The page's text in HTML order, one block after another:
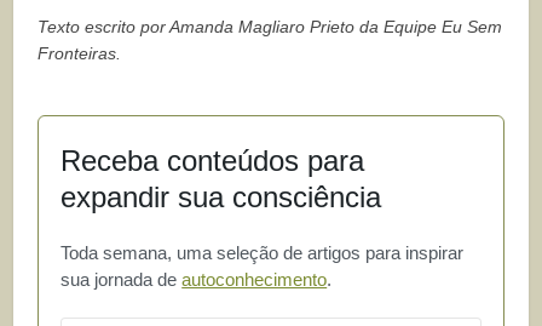
Texto escrito por Amanda Magliaro Prieto da Equipe Eu Sem
Fronteiras.
Receba conteúdos para
expandir sua consciência
Toda semana, uma seleção de artigos para inspirar
sua jornada deautoconhecimento.